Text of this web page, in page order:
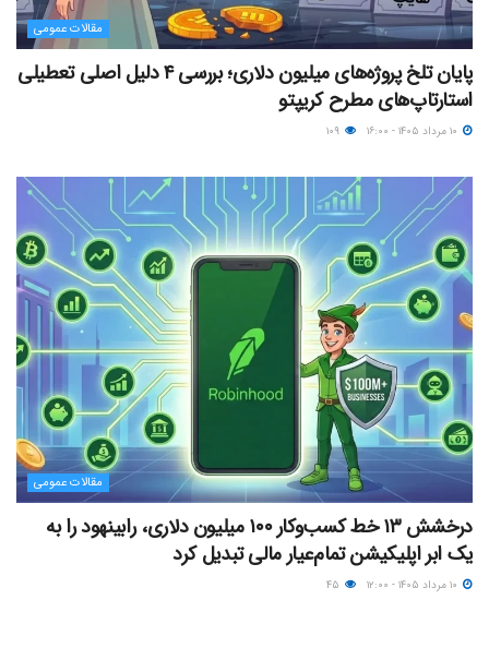
مقالات عمومی
پایان تلخ پروژه‌های میلیون دلاری؛ بررسی ۴ دلیل اصلی تعطیلی
استارتاپ‌های مطرح کریپتو
مقالات عمومی
درخشش ۱۳ خط کسب‌وکار ۱۰۰ میلیون دلاری، رابینهود را به
یک ابر اپلیکیشن تمام‌عیار مالی تبدیل کرد